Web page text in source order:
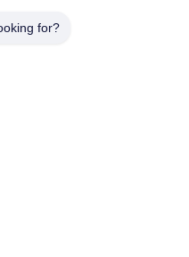
, 2-1번지, 싱예 동로,
for?